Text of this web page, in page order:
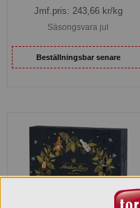
Jmf.pris: 243,66kr/kg
Säsongsvara jul
Beställningsbar senare